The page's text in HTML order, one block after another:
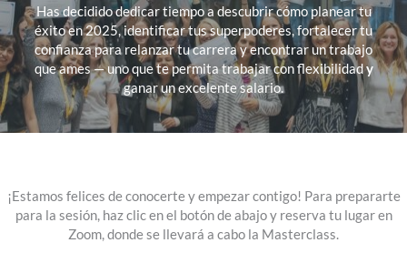
Has decidido dedicar tiempo a descubrir cómo planear tu
éxito en 2025, identificar tus superpoderes, fortalecer tu
confianza para relanzar tu carrera y encontrar un trabajo
que ames — uno que te permita trabajar con flexibilidady
ganar un excelente salario.
¡Estamos felices de conocerte y empezar contigo! Para prepararte
para la sesión, haz clic en el botón de abajo y reserva tu lugar en
Zoom, donde se llevará a cabo la Masterclass.